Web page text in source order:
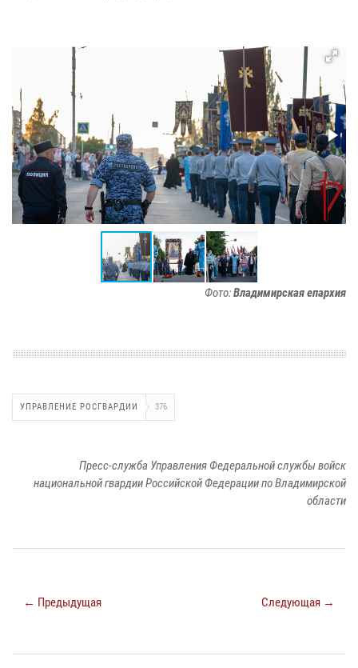
Фото:Владимирская епархия
УПРАВЛЕНИЕ РОСГВАРДИИ 376
Пресс-служба Управления Федеральной службы войск
национальной гвардии Российской Федерации по Владимирской
области
← Предыдущая Следующая →